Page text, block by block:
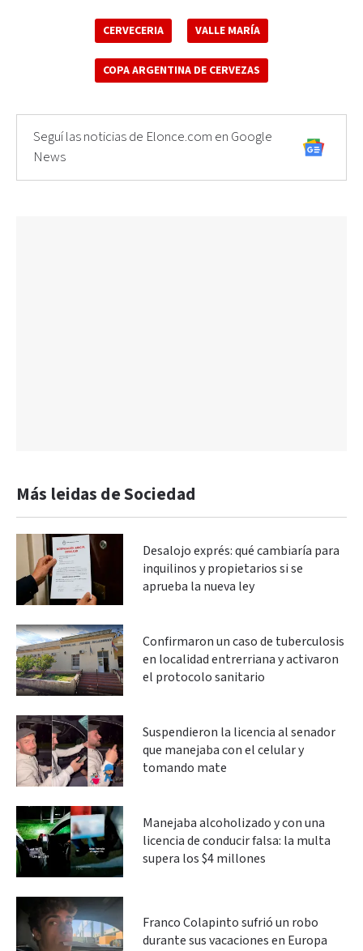
CERVECERIA VALLE MARÍA
COPA ARGENTINA DE CERVEZAS
Seguí las noticias de Elonce.com en Google
News
Más leidas de Sociedad
Desalojo exprés: qué cambiaría para
inquilinos y propietarios si se
aprueba la nueva ley
Confirmaron un caso de tuberculosis
en localidad entrerriana y activaron
el protocolo sanitario
Suspendieron la licencia al senador
que manejaba con el celular y
tomando mate
Manejaba alcoholizado y con una
licencia de conducir falsa: la multa
supera los $4 millones
Franco Colapinto sufrió un robo
durante sus vacaciones en Europa